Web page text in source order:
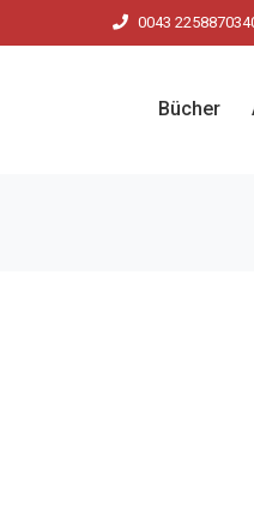
0043
Bücher